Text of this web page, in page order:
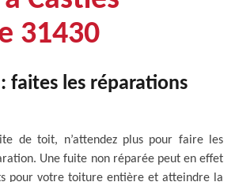
31430
faites les réparations
de toit, n’attendez plus pour faire les
Une fuite non réparée peut en effet
pour votre toiture entière et atteindre la